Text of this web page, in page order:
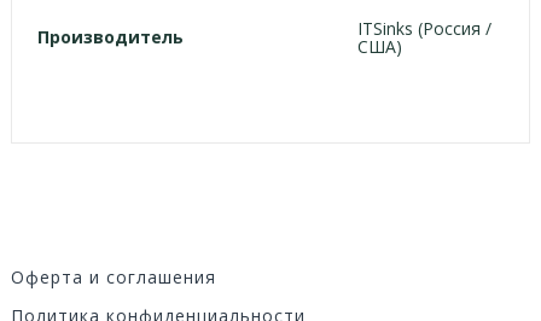
Производитель ITSinks (Россия /
США)
Оферта и соглашения
Политика конфиденциальности